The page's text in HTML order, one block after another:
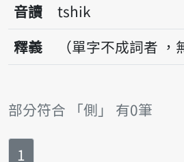
音讀
tshik
釋義
（單字不成詞者 ，
部分符合 「側」 有0筆
第
1